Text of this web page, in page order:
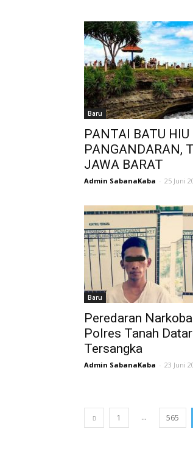
Baru
PANTAI BATU HIU
PANGANDARAN,
JAWA BARAT
Admin SabanaKaba - 25 Juni
Baru
Peredaran
Polres Tanah
Tersangka
Admin SabanaKaba - 23 Juni
1 ... 565